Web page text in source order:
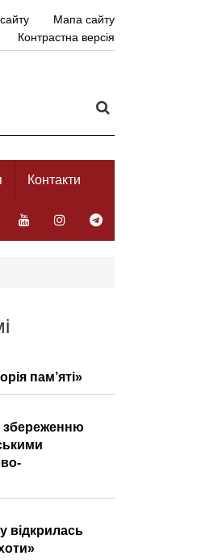
Мапа сайту
Контрастна версія
Контакти
пам’яті»
збереженню
відкрилась